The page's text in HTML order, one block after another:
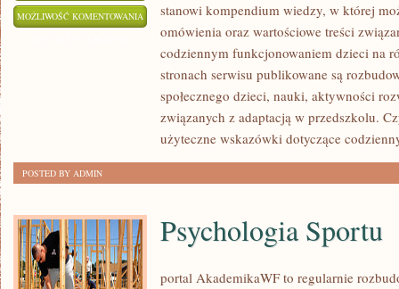
MOŻLIWOŚĆ KOMENTOWANIA PRZEDSZKOLA
ŻLOBKI
stanowi kompendium wiedzy, w której
omówienia oraz wartościowe treści
codziennym funkcjonowaniem dzieci na
stronach serwisu publikowane są
społecznego dzieci, nauki, aktywności
związanych z adaptacją w przedszkolu.
użyteczne wskazówki dotyczące
POSTED BY ADMIN
Psychologia Sportu
portal AkademikaWF to regularnie